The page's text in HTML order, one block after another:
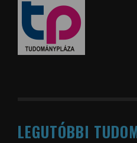
LEGUTÓBBI